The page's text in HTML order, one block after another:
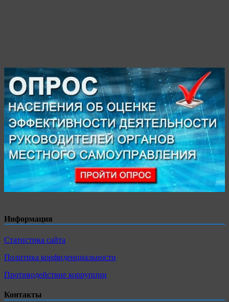
Информация
Статистика сайта
Политика конфиденциальности
Противодействие коррупции
Контакты